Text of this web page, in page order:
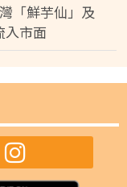
「鮮芋仙」及
入市面